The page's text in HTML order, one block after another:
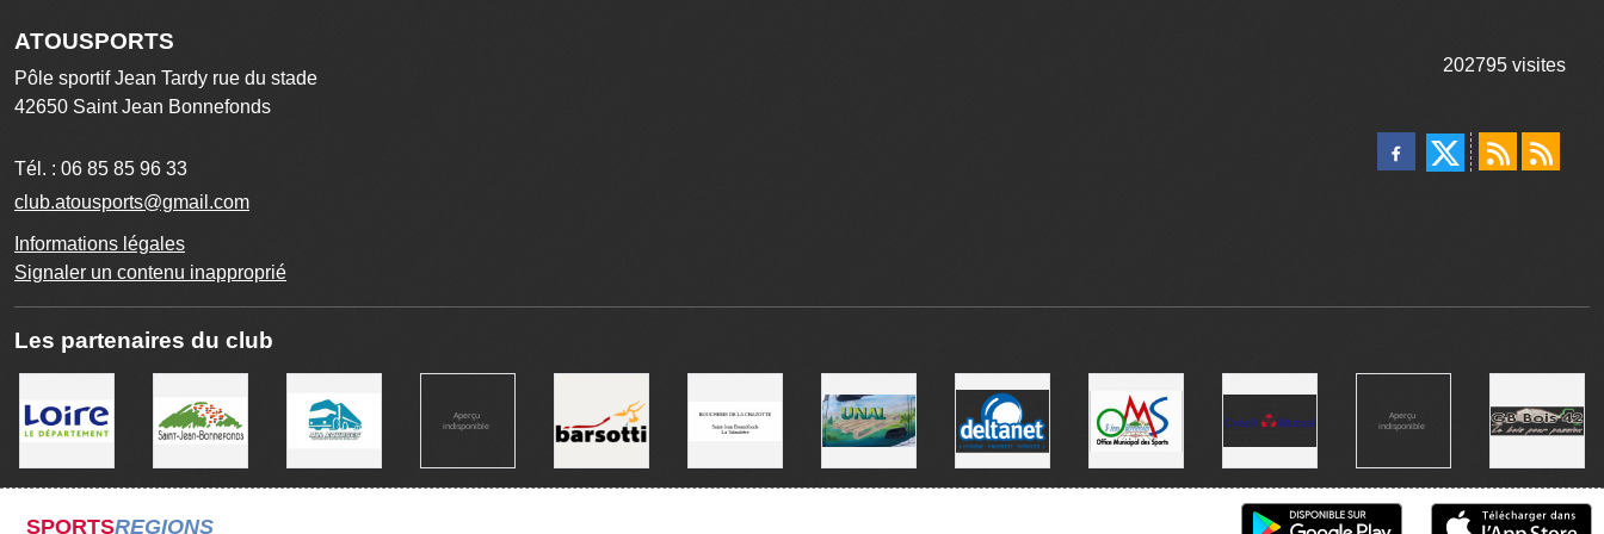
ATOUSPORTS
Pôle sportif Jean Tardy rue du stade
42650 Saint Jean Bonnefonds
Tél. : 06 85 85 96 33
club.atousports@gmail.com
Informations légales
Signaler un contenu inapproprié
202795 visites
Les partenaires du club
SPORTSREGIONS